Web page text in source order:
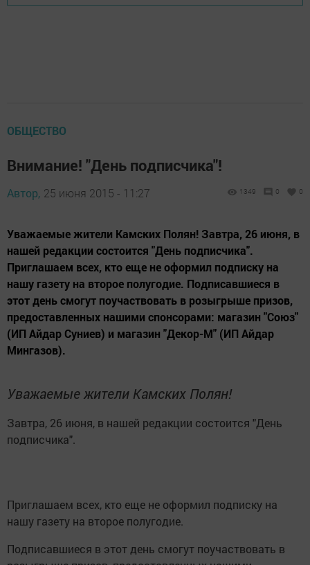
ОБЩЕСТВО
Внимание! "День подписчика"!
Автор, 25 июня 2015 - 11:27 1349 0 0
Уважаемые жители Камских Полян! Завтра, 26 июня, в
нашей редакции состоится "День подписчика".
Приглашаем всех, кто еще не оформил подписку на
нашу газету на второе полугодие. Подписавшиеся в
этот день смогут поучаствовать в розыгрыше призов,
предоставленных нашими спонсорами: магазин "Союз"
(ИП Айдар Суниев) и магазин "Декор-М" (ИП Айдар
Мингазов).
Уважаемые жители Камских Полян!
Завтра, 26 июня, в нашей редакции состоится "День
подписчика".
Приглашаем всех, кто еще не оформил подписку на
нашу газету на второе полугодие.
Подписавшиеся в этот день смогут поучаствовать в